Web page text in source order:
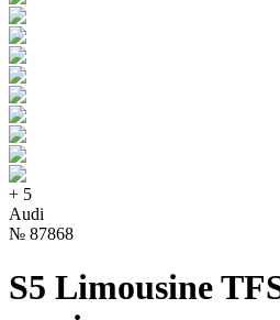
+ 5
Audi
№ 87868
S5 Limousine